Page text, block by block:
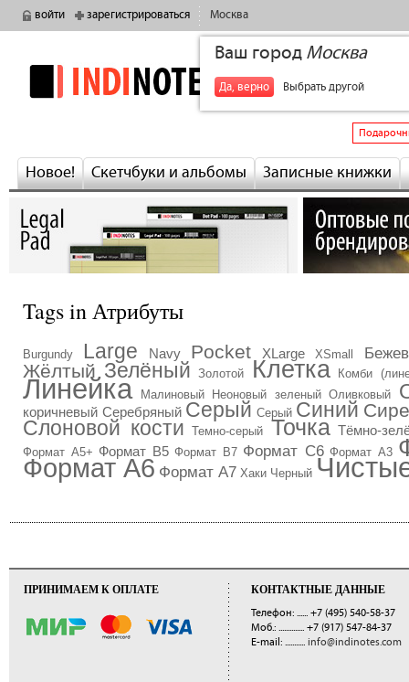
войти зарегистрироваться Москва
Ваш город Москва
Да, верно Выбрать другой
indinotes
Новое! Скетчбуки и альбомы Записные книжки
Tags in Атрибуты
Burgundy Large Navy Pocket XLarge XSmall
Жёлтый Зелёный Золотой Клетка Комби
Линейка Малиновый Неоновый зеленый Оливковый
коричневый Серебряный Серый Серый Синий
Слоновой кости Темно-серый Точка Тёмно-
Формат A5+ Формат B5 Формат B7 Формат C6 Формат А3
Формат А6 Формат А7 Хаки Черный
ПРИНИМАЕМ К ОПЛАТЕ КОНТАКТНЫЕ ДАННЫЕ
Телефон: ...... +7 (495) 540-58-37
Моб.: .............. +7 (917) 547-84-37
E-mail: ........... info@indinotes.com